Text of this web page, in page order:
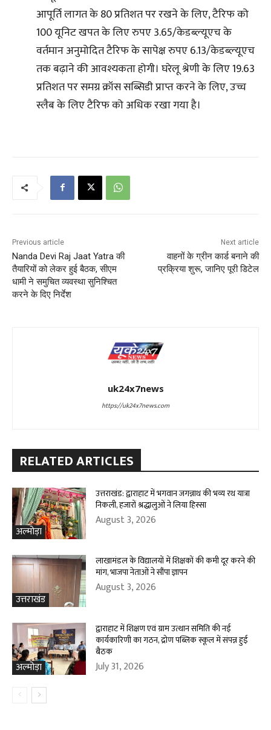
आपूर्ति लागत के 80 प्रतिशत पर रखने के लिए, टैरिफ को
100 यूनिट खपत के लिए रुपए 3.65/केडब्‍ल्‍यूएच के
वर्तमान अनुमोदित टैरिफ के सापेक्ष रुपए 6.13/केडब्‍ल्‍यूएच
तक बढ़ाने की आवश्यकता होगी। घरेलू श्रेणी के लिए 19.63
प्रतिशत पर समग्र क्रॉस सब्सिडी प्राप्त करने के लिए, उच्च
स्लैब के लिए टैरिफ को अधिक रखा गया है।
Previous article
Nanda Devi Raj Jaat Yatra की
तैयारियों को लेकर हुई बैठक, सीएम
धामी ने समुचित व्यवस्था सुनिश्चित
करने के दिए निर्देश
Next article
वाहनों के ग्रीन कार्ड बनाने की
प्रक्रिया शुरू, जानिए पूरी डिटेल
uk24x7news
https://uk24x7news.com
RELATED ARTICLES
अल्मोड़ा
उत्तराखंड: द्वाराहाट में भगवान जगन्नाथ की भव्य रथ यात्रा
निकली, हजारों श्रद्धालुओं ने लिया हिस्सा
August 3, 2026
उत्तराखंड
लाखामंडल के विद्यालयों में शिक्षकों की कमी दूर करने की
मांग, भाजपा नेताओं ने सौंपा ज्ञापन
August 3, 2026
अल्मोड़ा
द्वाराहाट में शिक्षण एवं ग्राम उत्थान समिति की नई
कार्यकारिणी का गठन, द्रोण पब्लिक स्कूल में संपन्न हुई
बैठक
July 31, 2026